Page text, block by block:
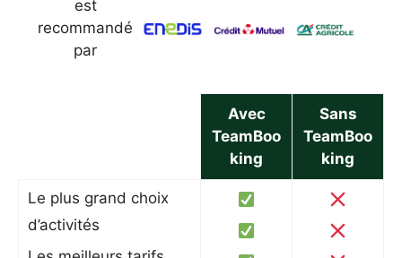
est
recommandé
par
Avec
TeamBoo
king
Sans
TeamBoo
king
Le plus grand choix
d’activités